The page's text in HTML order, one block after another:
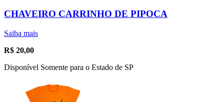
CHAVEIRO CARRINHO DE PIPOCA
Saiba mais
R$ 20,00
Disponível Somente para o Estado de SP